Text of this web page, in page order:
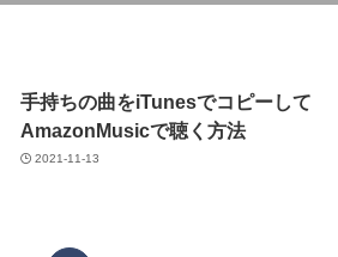
手持ちの曲をiTunesでコピーして
AmazonMusicで聴く方法
2021-11-13